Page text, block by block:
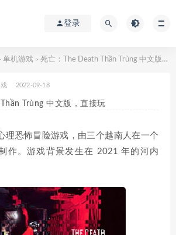
登录
单机游戏 > 死亡：The Death Thần Trùng 中文版，直接玩
2022-09-18
Trùng 中文版，直接玩
理恐怖冒险游戏，由三个越南人在一个
作。游戏背景发生在 2021 年的河内